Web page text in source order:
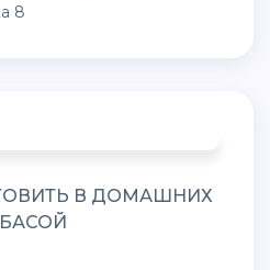
8
В ДОМАШНИХ